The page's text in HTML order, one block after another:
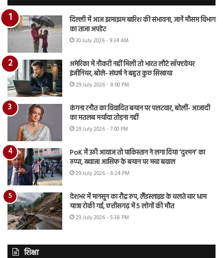
दिल्ली में आज झमाझम बारिश की संभावना, जानें मौसम विभाग
का ताजा अपडेट
30 July 2026 - 9:34 AM
अमेरिका में नौकरी नहीं मिली तो भारत लौटे सॉफ्टवेयर
इंजीनियर, बोले- संघर्ष ने बहुत कुछ सिखाया
29 July 2026 - 8:00 PM
कंगना रनौत का विवादित बयान पर पलटवार, बोलीं- आजादी
का मतलब मर्यादा तोड़ना नहीं
29 July 2026 - 7:00 PM
PoK में उठी आवाज तो पाकिस्तान ने लगा दिया ‘दुश्मन’ का
ठप्पा, ख्वाजा आसिफ के बयान पर मचा बवाल
29 July 2026 - 6:24 PM
देशभर में मानसून का रौद्र रुप, लैंडस्लाइड के चलते चार धाम
यात्रा रोकी गई, छत्तीसगढ़ में 5 लोगों की मौत
29 July 2026 - 5:38 PM
शिक्षा